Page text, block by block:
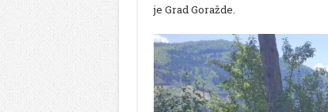
je Grad Goražde.